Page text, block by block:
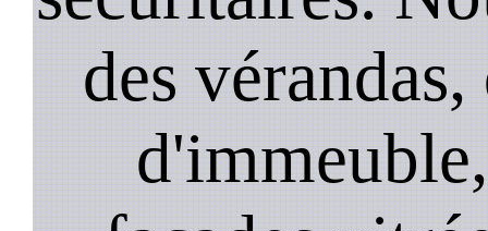
des